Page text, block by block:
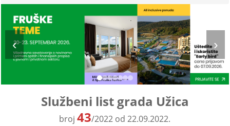
Službeni list grada Užica
broj43/2022 od 22.09.2022.